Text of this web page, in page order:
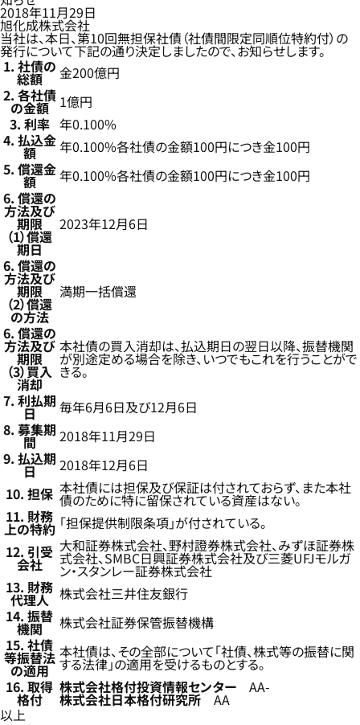
2018年11月29日
旭化成株式会社
当社は、本日、第10回無担保社債（社債間限定同順位特約付）の
発行について下記の通り決定しましたので、お知らせします。
1. 社債の
総額
金200億円
2. 各社債
の金額
1億円
3. 利率 年0.100%
4. 払込金
額
年0.100%各社債の金額100円につき金100円
5. 償還金
額
年0.100%各社債の金額100円につき金100円
6. 償還の
方法及び
期限
（1）償還
期日
2023年12月6日
6. 償還の
方法及び
期限
（2）償還
の方法
満期一括償還
6. 償還の
方法及び
期限
（3）買入
消却
本社債の買入消却は、払込期日の翌日以降、振替機関
が別途定める場合を除き、いつでもこれを行うことがで
きる。
7. 利払期
日
毎年6月6日及び12月6日
8. 募集期
間
2018年11月29日
9. 払込期
日
2018年12月6日
10. 担保 本社債には担保及び保証は付されておらず、また本社
債のために特に留保されている資産はない。
11. 財務
上の特約 「担保提供制限条項」が付されている。
12. 引受
会社
大和証券株式会社、野村證券株式会社、みずほ証券株
式会社、SMBC日興証券株式会社及び三菱UFJモルガ
ン・スタンレー証券株式会社
13. 財務
代理人 株式会社三井住友銀行
14. 振替
機関
株式会社証券保管振替機構
15. 社債
等振替法
の適用
本社債は、その全部について「社債、株式等の振替に関
する法律」の適用を受けるものとする。
16. 取得
格付
株式会社格付投資情報センター AA-
株式会社日本格付研究所AA
以上